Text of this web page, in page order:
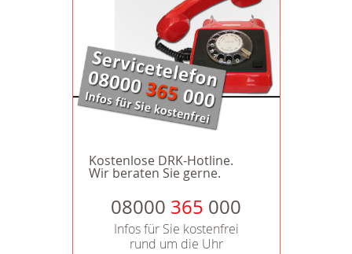
Kostenlose DRK-Hotline.
Wir beraten Sie gerne.
08000 365 000
Infos für Sie kostenfrei
rund um die Uhr